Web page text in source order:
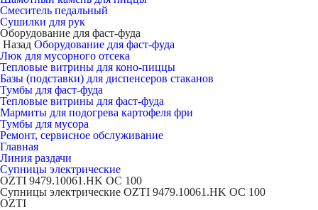
Смеситель педальный
Сушилки для рук
Оборудование для фаст-фуда
Назад Оборудование для фаст-фуда
Люк для мусорного отсека
Тепловые витрины для коно-пиццы
Базы (подставки) для диспенсеров стаканов
Тумбы для фаст-фуда
Тепловые витрины для фаст-фуда
Мармиты для подогрева картофеля фри
Тумбы для мусора
Ремонт, сервисное обслуживание
Главная
Линия раздачи
Супницы электрические
OZTI 9479.10061.HK OC 100
Супницы электрические OZTI 9479.10061.HK OC 100
OZTI